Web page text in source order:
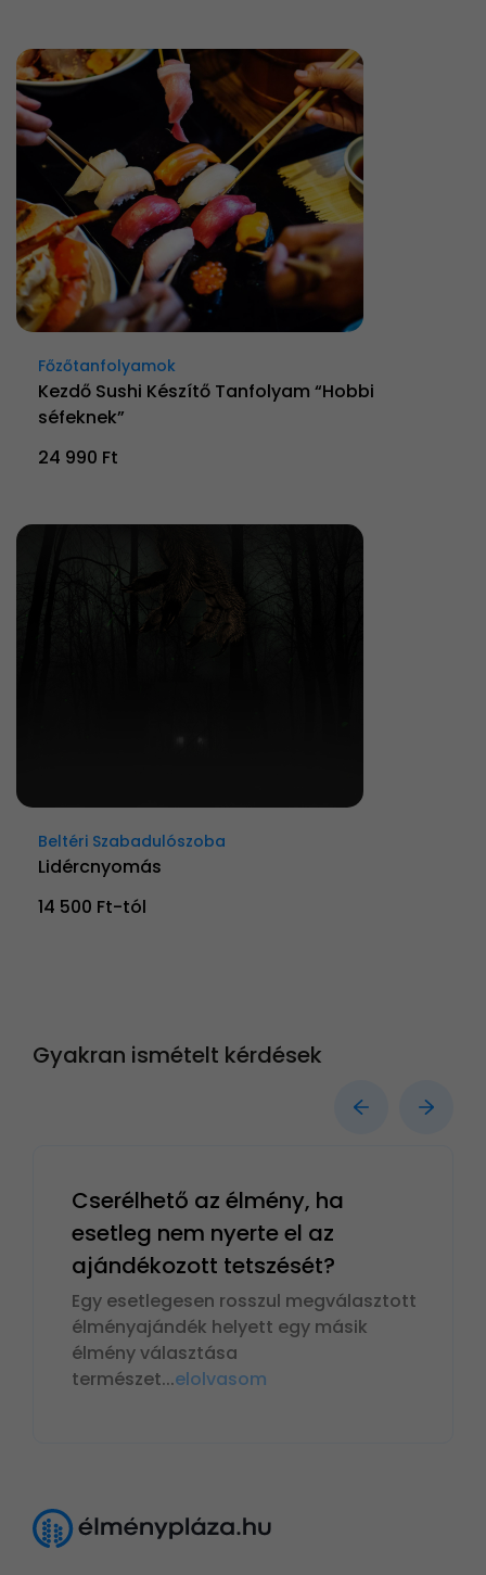
Főzőtanfolyamok
Kezdő Sushi Készítő Tanfolyam “Hobbi
séfeknek”
24 990 Ft
Beltéri Szabadulószoba
Lidércnyomás
14 500 Ft-tól
Gyakran ismételt kérdések
Cserélhető az élmény, ha
esetleg nem nyerte el az
ajándékozott tetszését?
Egy esetlegesen rosszul megválasztott
élményajándék helyett egy másik
élmény választása
természet...elolvasom